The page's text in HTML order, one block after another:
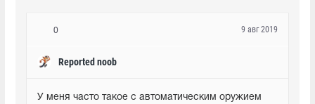
0
Reported noob
9 авг 2019
У меня часто такое с автоматическим оружием